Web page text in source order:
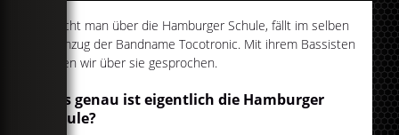
Spricht man über die Hamburger Schule, fällt im selben
Atemzug der Bandname Tocotronic. Mit ihrem Bassisten
haben wir über sie gesprochen.
Was genau ist eigentlich die Hamburger
Schule?